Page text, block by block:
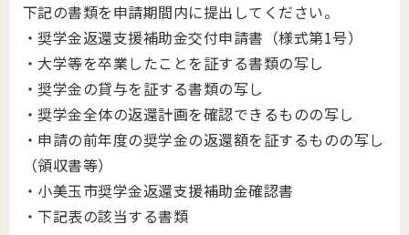
下記の書類を申請期間内に提出してください。
・奨学金返還支援補助金交付申請書（様式第1号）
・大学等を卒業したことを証する書類の写し
・奨学金の貸与を証する書類の写し
・奨学金全体の返還計画を確認できるものの写し
・申請の前年度の奨学金の返還額を証するものの写し
（領収書等）
・ 小美玉市奨学金返還支援補助金確認書
・下記表の該当する書類